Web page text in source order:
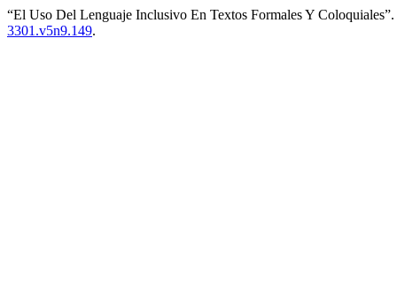
“El Uso Del Lenguaje Inclusivo En Textos Formales Y Coloquiales”.
3301.v5n9.149.